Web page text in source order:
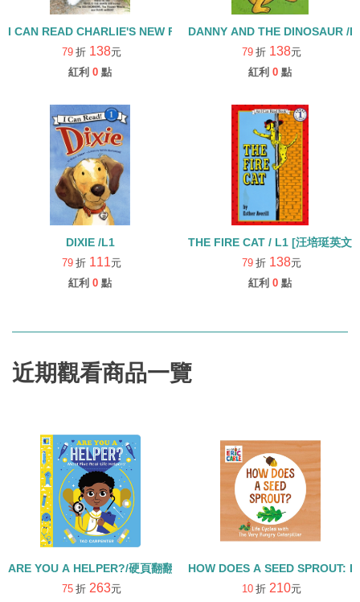
I CAN READ CHARLIE'S NEW FRIEND CHARLIE THE RANCH
79 折 138元
紅利 0 點
DANNY AND THE DINOSAUR /
79 折 138元
紅利 0 點
DIXIE /L1
79 折 111元
紅利 0 點
THE FIRE CAT / L1 [汪培珽
79 折 138元
紅利 0 點
近期觀看商品一覽
ARE YOU A HELPER?/硬頁翻翻書
75 折 263元
HOW DOES A SEED SPROUT:
10 折 210元